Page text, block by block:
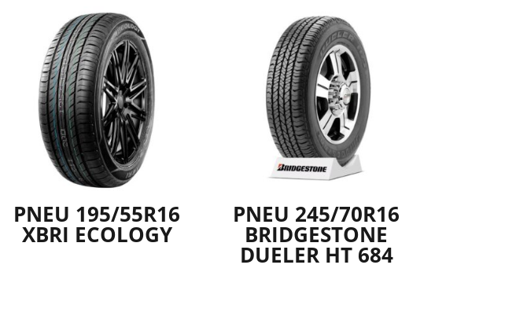
PNEU 195/55R16
XBRI ECOLOGY
PNEU 245/70R16
BRIDGESTONE
DUELER HT 684